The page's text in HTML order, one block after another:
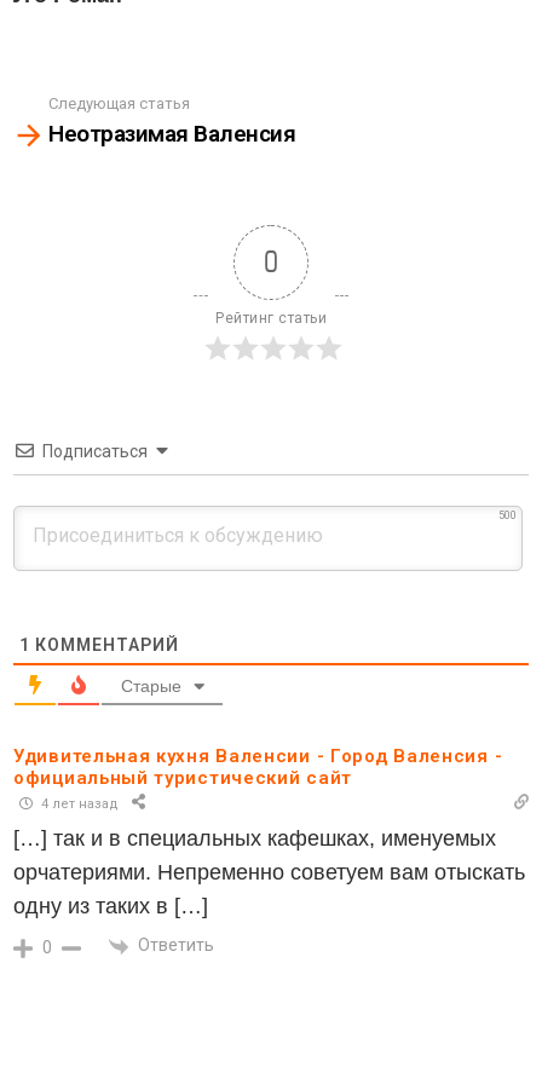
more
Следующая статья
Неотразимая Валенсия
0
Рейтинг статьи
Подписаться
500
1 КОММЕНТАРИЙ
Старые
Удивительная кухня Валенсии - Город Валенсия -
официальный туристический сайт
4 лет назад
[…] так и в специальных кафешках, именуемых
орчатериями. Непременно советуем вам отыскать
одну из таких в […]
0 Ответить